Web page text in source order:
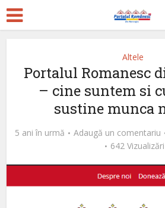
Altele
Portalul Romanesc
– cine suntem si
sustine munca
5 ani în urmă Adaugă un comentariu
642 Vizualizări